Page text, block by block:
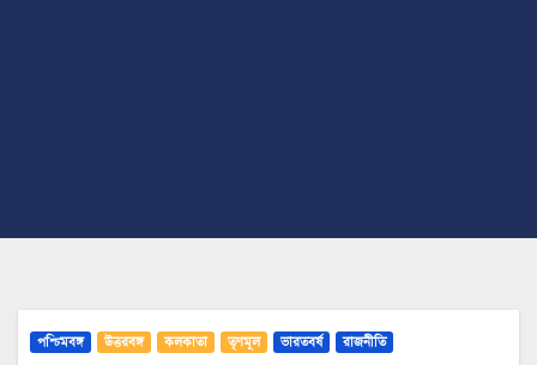
পশ্চিমবঙ্গ উত্তরবঙ্গ কলকাতা তৃণমূল ভারতবর্ষ রাজনীতি